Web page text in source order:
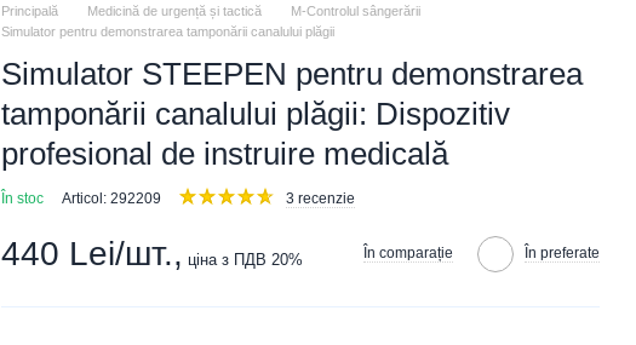
Principală Medicină de urgență și tactică
M-Controlul sângerării
Simulator pentru demonstrarea tamponării canalului plăgii
Simulator STEEPEN pentru demonstrarea
tamponării canalului plăgii: Dispozitiv
profesional de instruire medicală
În stoc Articol: 292209 3 recenzie
440 Lei/шт., ціна з ПДВ 20% În comparație În preferate